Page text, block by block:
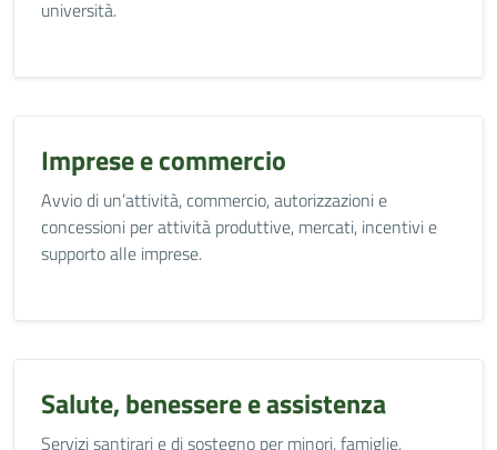
università.
Imprese e commercio
Avvio di un’attività, commercio, autorizzazioni e
concessioni per attività produttive, mercati, incentivi e
supporto alle imprese.
Salute, benessere e assistenza
Servizi santirari e di sostegno per minori, famiglie,